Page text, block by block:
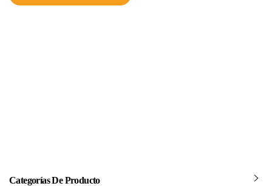
Categorías De Producto